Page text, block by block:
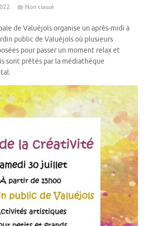
Non classé
de Valuéjols organise un après-midi à
public de Valuéjols où plusieurs
pour passer un moment relax et
sont prêtés par la médiathèque